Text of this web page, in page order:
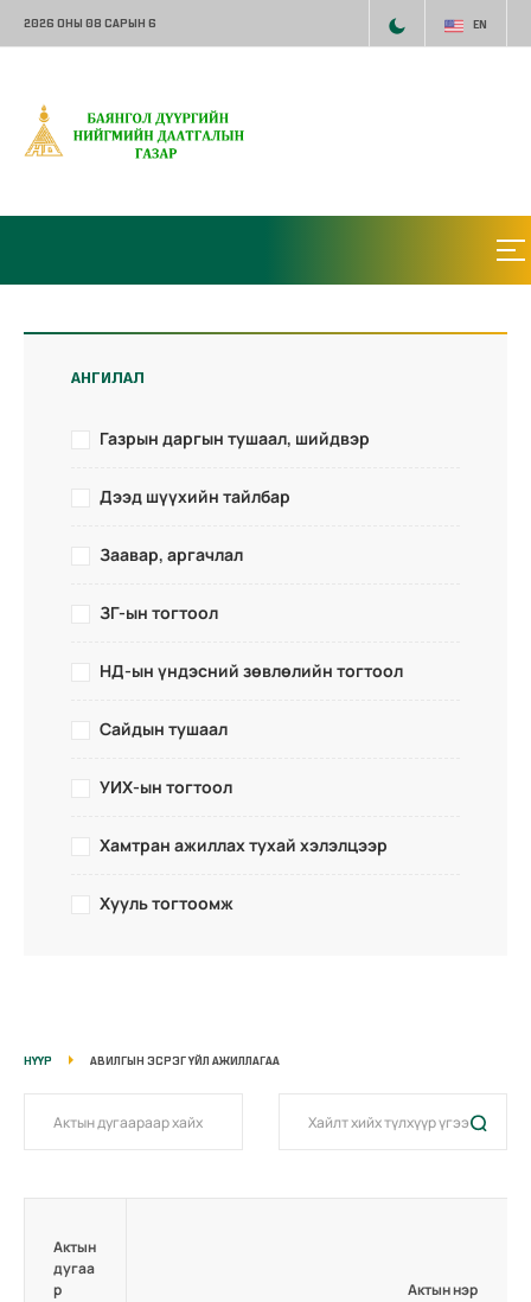
2026 ОНЫ 08 САРЫН 6 EN
АНГИЛАЛ
Газрын даргын тушаал, шийдвэр
Дээд шүүхийн тайлбар
Заавар, аргачлал
ЗГ-ын тогтоол
НД-ын үндэсний зөвлөлийн тогтоол
Сайдын тушаал
УИХ-ын тогтоол
Хамтран ажиллах тухай хэлэлцээр
Хууль тогтоомж
НҮҮР АВИЛГЫН ЭСРЭГ ҮЙЛ АЖИЛЛАГАА
Актын
дугаа
р
Актын нэр